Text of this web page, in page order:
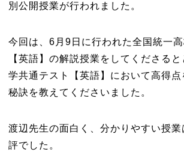
別公開授業が行われました。
今回は、6月9日に行われた全国統一高
【英語】の解説授業をしてくださる
学共通テスト【英語】において高得
秘訣を教えてくださいました。
渡辺先生の面白く、分かりやすい授
評でした。